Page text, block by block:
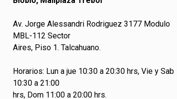
Av. Jorge Alessandri Rodriguez 3177 Modulo
MBL-112 Sector
Aires, Piso 1. Talcahuano.
Horarios: Lun a jue 10:30 a 20:30 hrs, Vie y Sab
10:30 a 21:00
hrs, Dom 11:00 a 20:00 hrs.